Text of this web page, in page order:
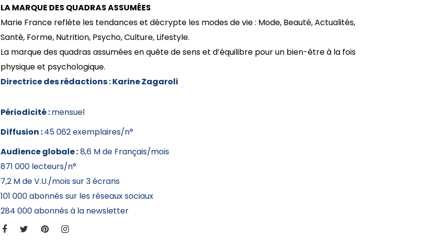
LA MARQUE DES QUADRAS ASSUMÉES
Marie France reflète les tendances et décrypte les modes de vie : Mode, Beauté, Actualités,
Santé, Forme, Nutrition, Psycho, Culture, Lifestyle.
La marque des quadras assumées en quête de sens et d’équilibre pour un bien-être à la fois
physique et psychologique.
Directrice des rédactions :Karine Zagaroli
Périodicité :mensuel
Diffusion :45 062 exemplaires/n°
Audience globale :8,6 M de Français/mois
871 000 lecteurs/n°
7,2 M de V.U./mois sur 3 écrans
101 000 abonnés sur les réseaux sociaux
284 000 abonnés à la newsletter